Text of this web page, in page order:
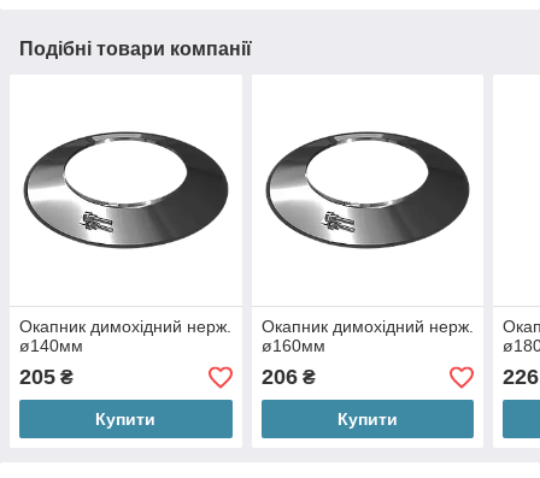
Подібні товари компанії
Окапник димохідний нерж.
ø140мм
205 ₴
Купити
Окапник димохідний нерж.
ø160мм
206₴
Купити
226